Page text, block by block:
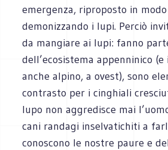
emergenza, riproposto in
demonizzando i lupi. Perciò
da mangiare ai lupi: fanno
dell’ecosistema appenninico
anche alpino, a ovest), sono
contrasto per i cinghiali
lupo non aggredisce mai
cani randagi inselvatichiti a
conoscono le nostre paure e